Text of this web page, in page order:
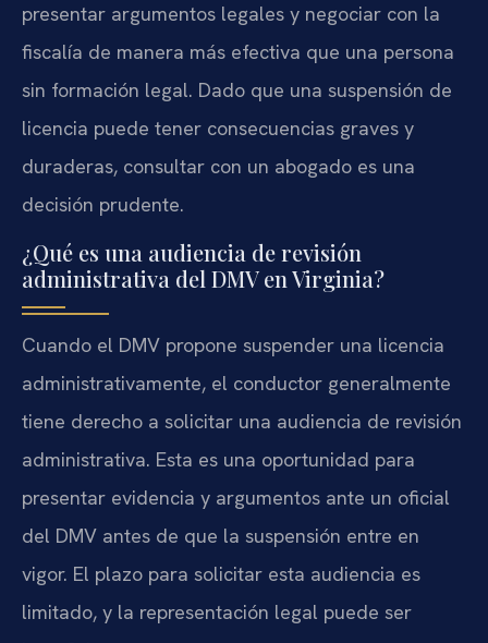
presentar argumentos legales y negociar con la
fiscalía de manera más efectiva que una persona
sin formación legal. Dado que una suspensión de
licencia puede tener consecuencias graves y
duraderas, consultar con un abogado es una
decisión prudente.
¿Qué es una audiencia de revisión
administrativa del DMV en Virginia?
Cuando el DMV propone suspender una licencia
administrativamente, el conductor generalmente
tiene derecho a solicitar una audiencia de revisión
administrativa. Esta es una oportunidad para
presentar evidencia y argumentos ante un oficial
del DMV antes de que la suspensión entre en
vigor. El plazo para solicitar esta audiencia es
limitado, y la representación legal puede ser